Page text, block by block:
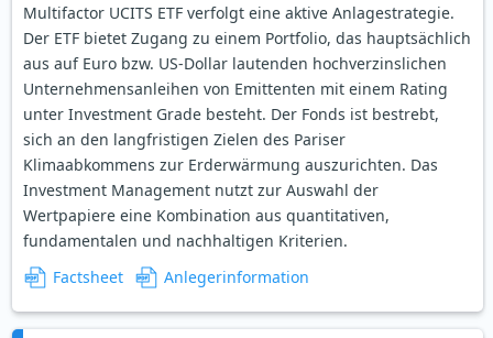
Multifactor UCITS ETF verfolgt eine aktive Anlagestrategie.
Der ETF bietet Zugang zu einem Portfolio, das hauptsächlich
aus auf Euro bzw. US-Dollar lautenden hochverzinslichen
Unternehmensanleihen von Emittenten mit einem Rating
unter Investment Grade besteht. Der Fonds ist bestrebt,
sich an den langfristigen Zielen des Pariser
Klimaabkommens zur Erderwärmung auszurichten. Das
Investment Management nutzt zur Auswahl der
Wertpapiere eine Kombination aus quantitativen,
fundamentalen und nachhaltigen Kriterien.
Factsheet
Anlegerinformation